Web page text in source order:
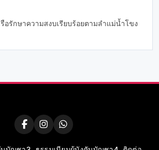
อรักษาความสงบเรียบร้อยตามลำแม่น้ำโขง